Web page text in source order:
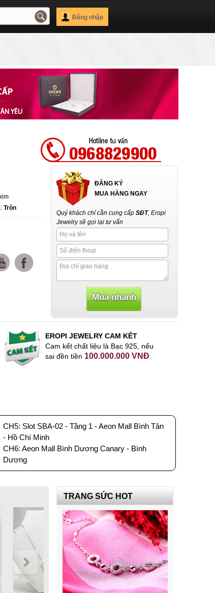
Đăng nhập
Tròn
ĐĂNG KÝ
MUA HÀNG NGAY
Quý khách chỉ cần cung cấp SĐT, Eropi
Jewelry sẽ gọi lại tư vấn
EROPI JEWELRY CAM KẾT
Cam kết chất liệu là Bạc 925, nếu
sai đền tiền 100.000.000 VNĐ
CH5: Slot SBA-02 - Tầng 1 - Aeon Mall Bình Tân
- Hồ Chí Minh
CH6: Aeon Mall Bình Dương Canary - Bình
Dương
TRANG SỨC HOT